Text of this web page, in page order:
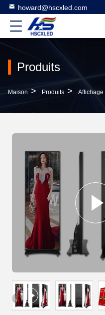
howard@hscxled.com
Produits
Maison > Produits > Affichage